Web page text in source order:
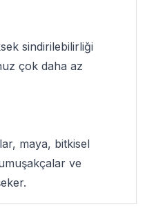
sindirilebilirliği
çok daha az
maya, bitkisel
ve